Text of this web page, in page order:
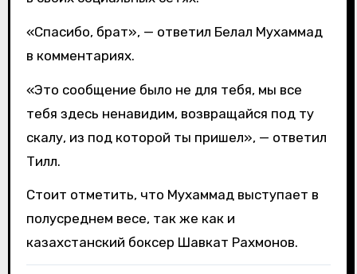
«Спасибо, брат», — ответил Белал Мухаммад
в комментариях.
«Это сообщение было не для тебя, мы все
тебя здесь ненавидим, возвращайся под ту
скалу, из под которой ты пришел», — ответил
Тилл.
Стоит отметить, что Мухаммад выступает в
полусреднем весе, так же как и
казахстанский боксер Шавкат Рахмонов.